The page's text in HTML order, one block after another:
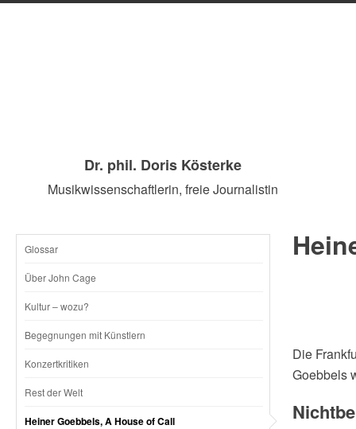
Dr. phil. Doris Kösterke
Musikwissenschaftlerin, freie Journalistin
SKIP
CONTENT
Glossar
Über John Cage
Kultur – wozu?
Begegnungen mit Künstlern
Konzertkritiken
Rest der Welt
Heiner Goebbels, A House of Call
Die
Goebbels